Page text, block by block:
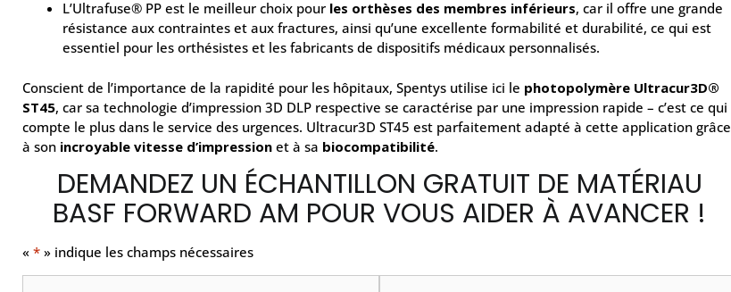
L’Ultrafuse® PP est le meilleur choix pour les orthèses des membres inférieurs, car il offre une grande
résistance aux contraintes et aux fractures, ainsi qu’une excellente formabilité et durabilité, ce qui est
essentiel pour les orthésistes et les fabricants de dispositifs médicaux personnalisés.
Conscient de l’importance de la rapidité pour les hôpitaux, Spentys utilise ici le photopolymère Ultracur3D®
ST45, car sa technologie d’impression 3D DLP respective se caractérise par une impression rapide – c’est ce qui
compte le plus dans le service des urgences. Ultracur3D ST45 est parfaitement adapté à cette application grâce
à son incroyable vitesse d’impression et à sa biocompatibilité.
DEMANDEZ UN ÉCHANTILLON GRATUIT DE MATÉRIAU
BASF FORWARD AM POUR VOUS AIDER À AVANCER !
« * » indique les champs nécessaires